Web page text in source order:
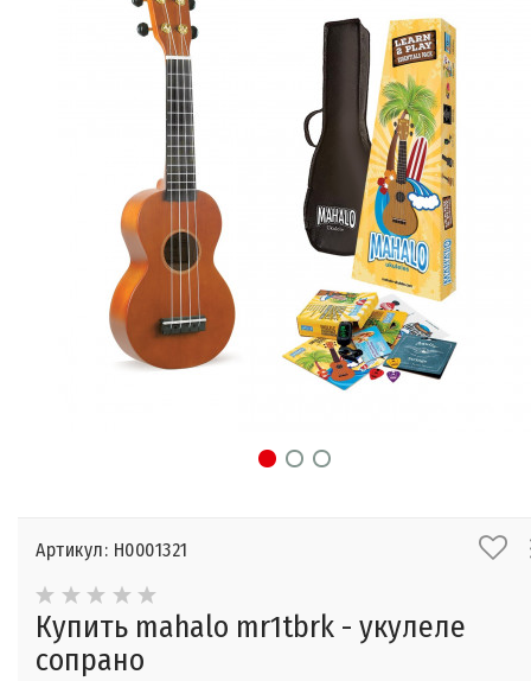
Артикул: Н0001321
Купить mahalo mr1tbrk - укулеле
сопрано